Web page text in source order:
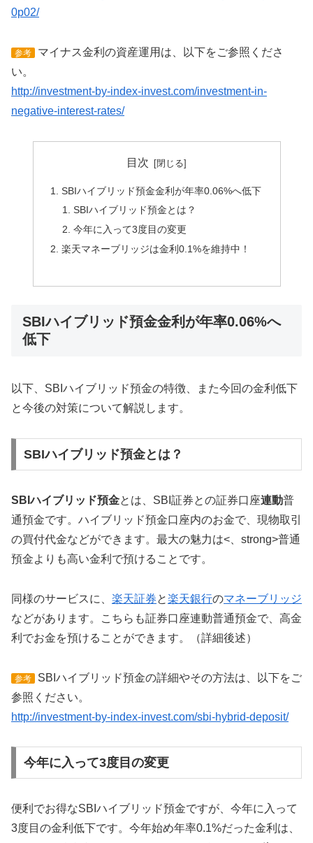
0p02/
参考
マイナス金利の資産運用は、以下をご参照くださ
い。
http://investment-by-index-invest.com/investment-in-
negative-interest-rates/
目次
SBIハイブリッド預金金利が年率0.06%へ低下
SBIハイブリッド預金とは？
今年に入って3度目の変更
楽天マネーブリッジは金利0.1%を維持中！
SBIハイブリッド預金金利が年率0.06%へ
低下
以下、SBIハイブリッド預金の特徴、また今回の金利低下
と今後の対策について解説します。
SBIハイブリッド預金とは？
SBIハイブリッド預金とは、SBI証券との証券口座連動普
通預金です。ハイブリッド預金口座内のお金で、現物取引
の買付代金などができます。最大の魅力は<、strong>普通
預金よりも高い金利で預けることです。
同様のサービスに、 楽天証券と楽天銀行のマネーブリッジ
などがあります。こちらも証券口座連動普通預金で、高金
利でお金を預けることができます。（詳細後述）
参考
SBIハイブリッド預金の詳細やその方法は、以下をご
参照ください。
http://investment-by-index-invest.com/sbi-hybrid-deposit/
今年に入って3度目の変更
便利でお得なSBIハイブリッド預金ですが、今年に入って
3度目の金利低下です。今年始め年率0.1%だった金利は、